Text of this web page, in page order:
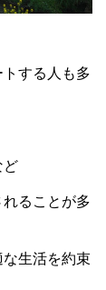
する人も多
ど
ることが多
生活を約束